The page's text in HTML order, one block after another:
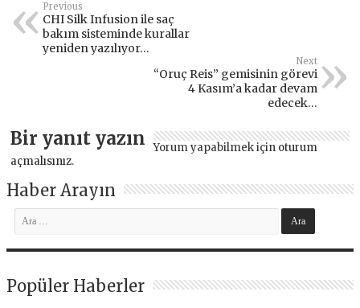
Previous
CHI Silk Infusion ile saç
bakım sisteminde kurallar
yeniden yazılıyor…
Next
“Oruç Reis” gemisinin görevi
4 Kasım’a kadar devam
edecek…
Bir yanıt yazın Yorum yapabilmek için oturum
açmalısınız.
Haber Arayın
Popüler Haberler